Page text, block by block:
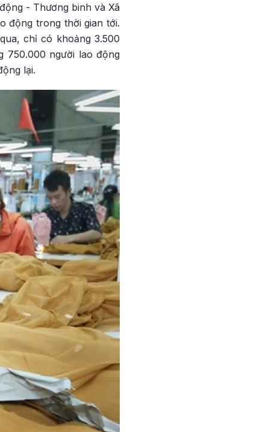
- Thương binh và Xã
động trong thời gian tới.
chỉ có khoảng 3.500
750.000 người lao động
lại.